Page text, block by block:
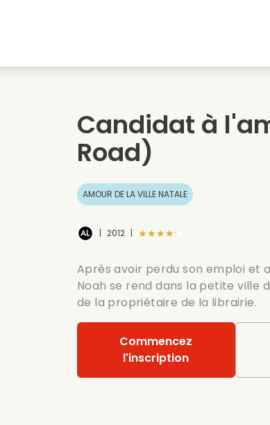
Date films
Series
Candidat à
Road)
AMOUR DE LA VILLE NATALE
| 2012 | ★★★★★
Après avoir perdu son emploi et
Noah se rend dans la petite ville
de la propriétaire de la librairie.
Commencez
l'inscription